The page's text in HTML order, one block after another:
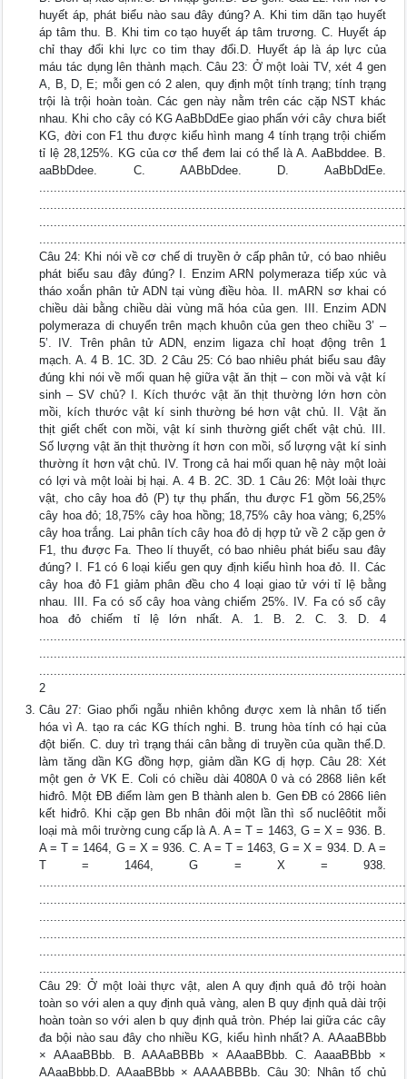
huyết áp, phát biểu nào sau đây đúng? A. Khi tim dãn tạo huyết
áp tâm thu. B. Khi tim co tạo huyết áp tâm trương. C. Huyết áp
chỉ thay đổi khi lực co tim thay đổi.D. Huyết áp là áp lực của
máu tác dụng lên thành mạch. Câu 23: Ở một loài TV, xét 4 gen
A, B, D, E; mỗi gen có 2 alen, quy định một tính trạng; tính trạng
trội là trội hoàn toàn. Các gen này nằm trên các cặp NST khác
nhau. Khi cho cây có KG AaBbDdEe giao phấn với cây chưa biết
KG, đời con F1 thu được kiểu hình mang 4 tính trạng trội chiếm
tỉ lệ 28,125%. KG của cơ thể đem lai có thể là A. AaBbddee. B.
aaBbDdee. C. AABbDdee. D. AaBbDdEe.
Câu 24: Khi nói về cơ chế di truyền ở cấp phân tử, có bao nhiêu
phát biểu sau đây đúng? I. Enzim ARN polymeraza tiếp xúc và
tháo xoắn phân tử ADN tại vùng điều hòa. II. mARN sơ khai có
chiều dài bằng chiều dài vùng mã hóa của gen. III. Enzim ADN
polymeraza di chuyển trên mạch khuôn của gen theo chiều 3’ –
5’. IV. Trên phân tử ADN, enzim ligaza chỉ hoạt động trên 1
mạch. A. 4 B. 1C. 3D. 2 Câu 25: Có bao nhiêu phát biểu sau đây
đúng khi nói về mối quan hệ giữa vật ăn thịt – con mồi và vật kí
sinh – SV chủ? I. Kích thước vật ăn thịt thường lớn hơn còn
mồi, kích thước vật kí sinh thường bé hơn vật chủ. II. Vật ăn
thịt giết chết con mồi, vật kí sinh thường giết chết vật chủ. III.
Số lượng vật ăn thịt thường ít hơn con mồi, số lượng vật kí sinh
thường ít hơn vật chủ. IV. Trong cả hai mối quan hệ này một loài
có lợi và một loài bị hại. A. 4 B. 2C. 3D. 1 Câu 26: Một loài thực
vật, cho cây hoa đỏ (P) tự thụ phấn, thu được F1 gồm 56,25%
cây hoa đỏ; 18,75% cây hoa hồng; 18,75% cây hoa vàng; 6,25%
cây hoa trắng. Lai phân tích cây hoa đỏ dị hợp tử về 2 cặp gen ở
F1, thu được Fa. Theo lí thuyết, có bao nhiêu phát biểu sau đây
đúng? I. F1 có 6 loại kiểu gen quy định kiểu hình hoa đỏ. II. Các
cây hoa đỏ F1 giảm phân đều cho 4 loại giao tử với tỉ lệ bằng
nhau. III. Fa có số cây hoa vàng chiếm 25%. IV. Fa có số cây
hoa đỏ chiếm tỉ lệ lớn nhất. A. 1. B. 2. C. 3. D. 4
2
Câu 27: Giao phối ngẫu nhiên không được xem là nhân tố tiến
hóa vì A. tạo ra các KG thích nghi. B. trung hòa tính có hại của
đột biến. C. duy trì trạng thái cân bằng di truyền của quần thể.D.
làm tăng dần KG đồng hợp, giảm dần KG dị hợp. Câu 28: Xét
một gen ở VK E. Coli có chiều dài 4080A 0 và có 2868 liên kết
hiđrô. Một ĐB điểm làm gen B thành alen b. Gen ĐB có 2866 liên
kết hiđrô. Khi cặp gen Bb nhân đôi một lần thì số nuclêôtit mỗi
loại mà môi trường cung cấp là A. A = T = 1463, G = X = 936. B.
A = T = 1464, G = X = 936. C. A = T = 1463, G = X = 934. D. A =
T = 1464, G = X = 938.
Câu 29: Ở một loài thực vật, alen A quy định quả đỏ trội hoàn
toàn so với alen a quy định quả vàng, alen B quy định quả dài trội
hoàn toàn so với alen b quy định quả tròn. Phép lai giữa các cây
đa bội nào sau đây cho nhiều KG, kiểu hình nhất? A. AAaaBBbb
× AAaaBBbb. B. AAAaBBBb × AAaaBBbb. C. AaaaBBbb ×
AAaaBbbb.D. AAaaBBbb × AAAABBBb. Câu 30: Nhân tố chủ